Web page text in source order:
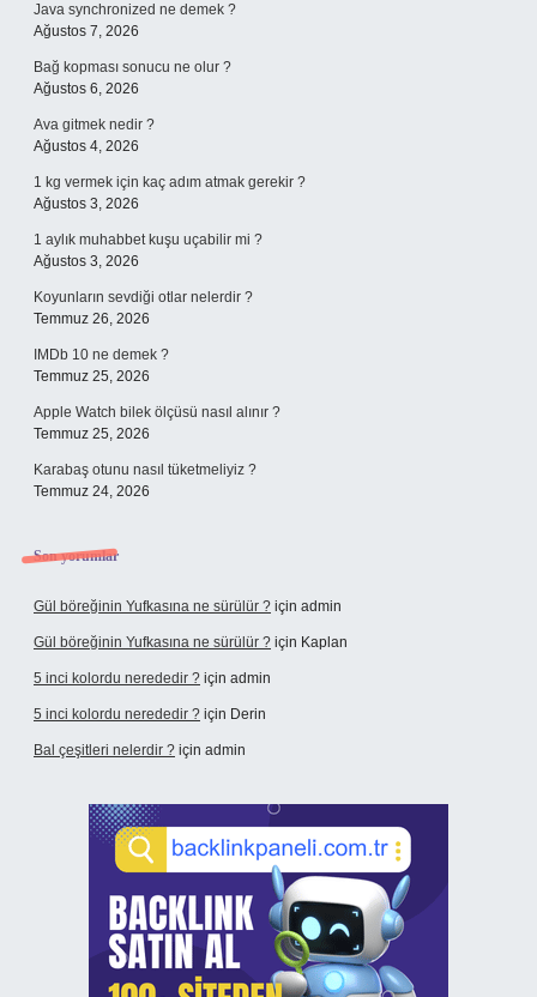
Java synchronized ne demek ?
Ağustos 7, 2026
Bağ kopması sonucu ne olur ?
Ağustos 6, 2026
Ava gitmek nedir ?
Ağustos 4, 2026
1 kg vermek için kaç adım atmak gerekir ?
Ağustos 3, 2026
1 aylık muhabbet kuşu uçabilir mi ?
Ağustos 3, 2026
Koyunların sevdiği otlar nelerdir ?
Temmuz 26, 2026
IMDb 10 ne demek ?
Temmuz 25, 2026
Apple Watch bilek ölçüsü nasıl alınır ?
Temmuz 25, 2026
Karabaş otunu nasıl tüketmeliyiz ?
Temmuz 24, 2026
Son yorumlar
Gül böreğinin Yufkasına ne sürülür ? için admin
Gül böreğinin Yufkasına ne sürülür ? için Kaplan
5 inci kolordu nerededir ? için admin
5 inci kolordu nerededir ? için Derin
Bal çeşitleri nelerdir ? için admin